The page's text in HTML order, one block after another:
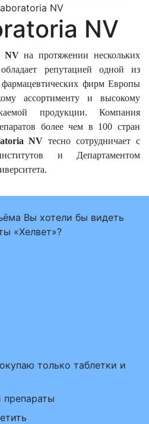
NV
NV
NVна протяжении нескольких
репутацией одной из
фирм Европы
ассортименту и высокому
продукции. Компания
более чем в 100 стран
NV тесно сотрудничает с
и Департаментом
Вы хотели бы видеть
«Хелвет»?
только таблетки и
препараты